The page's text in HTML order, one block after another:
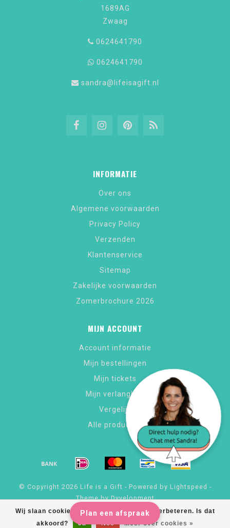
Wij slaan cookies op om onze website te verbeteren. Is dat
akkoord?
Ja Nee Meer over cookies »
1689AG
Zwaag
0624641790
0624641790
sandra@lifeisagift.nl
INFORMATIE
Over ons
Algemene voorwaarden
Privacy Policy
Verzenden
Klantenservice
Sitemap
Zakelijke voorwaarden
Zomerbrochure 2026
MIJN ACCOUNT
Account informatie
Mijn bestellingen
Mijn tickets
Mijn verlanglijst
Vergelijk
Alle producten
© Copyright 2026 Life is a Gift - Powered by Lightspeed -
Theme byDyvelopment
Plan een afspraak